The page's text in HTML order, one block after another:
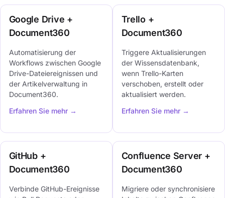
Google Drive +
Document360
Automatisierung der
Workflows zwischen Google
Drive-Dateiereignissen und
der Artikelverwaltung in
Document360.
Erfahren Sie mehr →
Trello +
Document360
Triggere Aktualisierungen
der Wissensdatenbank,
wenn Trello-Karten
verschoben, erstellt oder
aktualisiert werden.
Erfahren Sie mehr →
GitHub +
Document360
Verbinde GitHub-Ereignisse
Confluence Server +
Document360
Migriere oder synchronisiere